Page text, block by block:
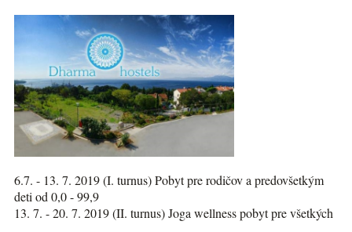
6.7. - 13. 7. 2019 (I. turnus) Pobyt pre rodičov a predovšetkým
deti od 0,0 - 99,9
13. 7. - 20. 7. 2019 (II. turnus) Joga wellness pobyt pre všetkých